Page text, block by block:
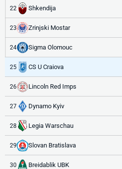
22 Shkendija
23 Zrinjski Mostar
24 Sigma Olomouc
25 CS U Craiova
26 Lincoln Red Imps
27 Dynamo Kyiv
28 Legia Warschau
29 Slovan Bratislava
30 Breidablik UBK